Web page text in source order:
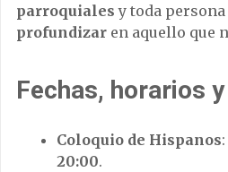
parroquiales y toda
profundizar en aquello que
Fechas, horarios
Coloquio de Hispanos:
20:00.